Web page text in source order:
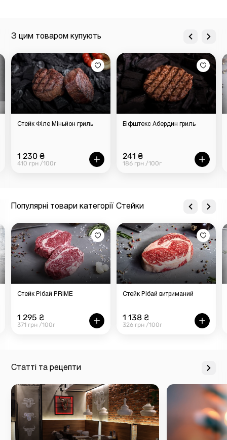
З цим товаром купують
Стейк Філе Міньйон гриль
1 230 ₴
410 грн /100г
Біфштекс Абердин гриль
241 ₴
186 грн /100г
Популярні товари категорії Стейки
Стейк Рібай PRIME
1 295 ₴
371 грн /100г
Стейк Рібай витриманий
1 138 ₴
326 грн /100г
Статті та рецепти